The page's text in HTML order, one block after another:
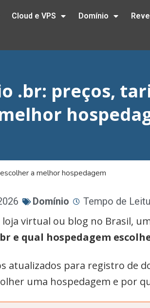
Cloud e VPS Domínio
.br: preços,
a melhor hospedagem
Domínio Tempo de
virtual ou blog no Brasil,
e qual hospedagem
atualizados para registro de
uma hospedagem e por